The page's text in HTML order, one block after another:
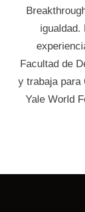
igualdad.
Facultad de
y trabaja para
Yale World